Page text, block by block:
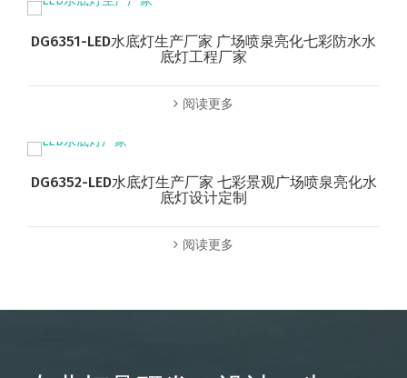
DG6351-LED水底灯生产厂家 广场喷泉亮化七彩防水水
底灯工程厂家
阅读更多
DG6352-LED水底灯生产厂家 七彩景观广场喷泉亮化水
底灯设计定制
阅读更多